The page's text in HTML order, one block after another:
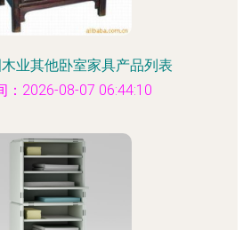
业其他卧室家具产品列表
：2026-08-07 06:44:10